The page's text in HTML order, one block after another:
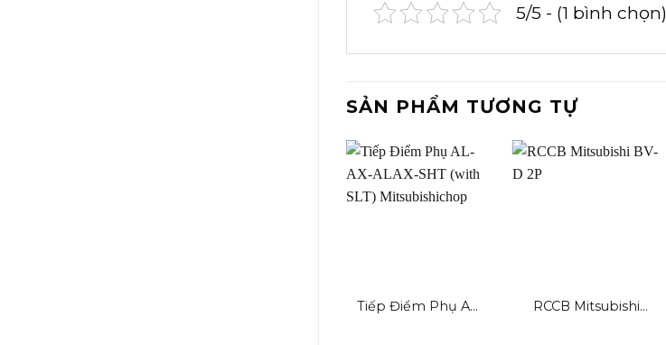
5/5 - (1 bình chọn)
SẢN PHẨM TƯƠNG TỰ
Tiếp Điểm Phụ AL-
RCCB Mitsubishi